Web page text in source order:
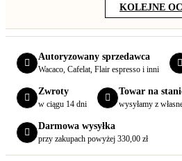
KOLEJNE
Autoryzowany sprzedawca
Wacaco, Cafelat, Flair espresso i inni
Zwroty
w ciągu 14 dni
Towar na
wysyłamy z
Darmowa wysyłka
przy zakupach powyżej 330,00 zł